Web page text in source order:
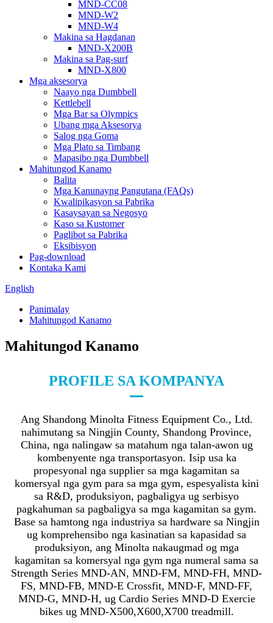
MND-CC08
MND-W2
MND-W4
Makina sa Hagdanan
MND-X200B
Makina sa Pag-surf
MND-X800
Mga aksesorya
Naayo nga Dumbbell
Kettlebell
Mga Bar sa Olympics
Ubang mga Aksesorya
Salog nga Goma
Mga Plato sa Timbang
Mapasibo nga Dumbbell
Mahitungod Kanamo
Balita
Mga Kanunayng Pangutana (FAQs)
Kwalipikasyon sa Pabrika
Kasaysayan sa Negosyo
Kaso sa Kustomer
Paglibot sa Pabrika
Eksibisyon
Pag-download
Kontaka Kami
English
Panimalay
Mahitungod Kanamo
Mahitungod Kanamo
PROFILE SA KOMPANYA
Ang Shandong Minolta Fitness Equipment Co., Ltd.
nahimutang sa Ningjin County, Shandong Province,
China, nga nalingaw sa matahum nga talan-awon ug
kombenyente nga transportasyon. Isip usa ka
propesyonal nga supplier sa mga kagamitan sa
komersyal nga gym para sa mga gym, espesyalista kini
sa R&D, produksiyon, pagbaligya ug serbisyo
pagkahuman sa pagbaligya sa mga kagamitan sa gym.
Base sa hamtong nga industriya sa hardware sa Ningjin
ug komprehensibo nga kasinatian sa kapasidad sa
produksiyon, ang Minolta nakaugmad og mga
kagamitan sa komersyal nga gym nga numeral sama sa
Strength Series MND-AN, MND-FM, MND-FH, MND-
FS, MND-FB, MND-E Crossfit, MND-F, MND-FF,
MND-G, MND-H, ug Cardio Series MND-D Exercie
bikes ug MND-X500,X600,X700 treadmill.